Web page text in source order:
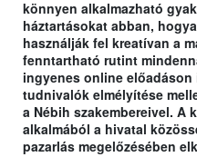
könnyen alkalmazható
háztartásokat abban,
használják fel kreatívan a
fenntartható rutint
ingyenes online
tudnivalók elmélyítése
a Nébih szakembereivel. A
alkalmából a hivatal
pazarlás megelőzésében